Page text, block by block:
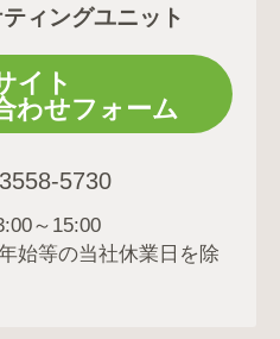
ィングユニット
イト
わせフォーム
5730
～15:00
始等の当社休業日を除